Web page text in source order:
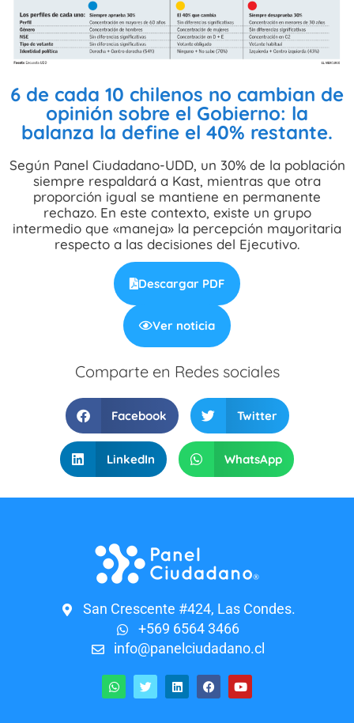
6 de cada 10 chilenos no cambian de
opinión sobre el Gobierno: la
balanza la define el 40% restante.
Según Panel Ciudadano-UDD, un 30% de la población
siempre respaldará a Kast, mientras que otra
proporción igual se mantiene en permanente
rechazo. En este contexto, existe un grupo
intermedio que «maneja» la percepción mayoritaria
respecto a las decisiones del Ejecutivo.
Descargar PDF
Ver noticia
Comparte en Redes sociales
Facebook Twitter
LinkedIn WhatsApp
San Crescente #424, Las Condes.
+569 6564 3466
info@panelciudadano.cl